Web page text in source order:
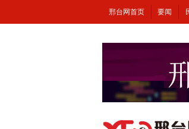
邢台网首页 要闻